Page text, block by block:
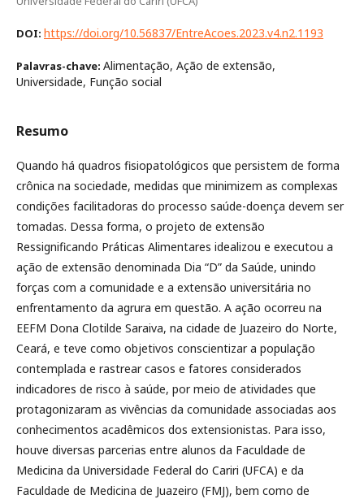
DOI: https://doi.org/10.56837/EntreAcoes.2023.v4.n2.1193
Palavras-chave: Alimentação, Ação de extensão,
Universidade, Função social
Resumo
Quando há quadros fisiopatológicos que persistem de forma
crônica na sociedade, medidas que minimizem as complexas
condições facilitadoras do processo saúde-doença devem ser
tomadas. Dessa forma, o projeto de extensão
Ressignificando Práticas Alimentares idealizou e executou a
ação de extensão denominada Dia “D” da Saúde, unindo
forças com a comunidade e a extensão universitária no
enfrentamento da agrura em questão. A ação ocorreu na
EEFM Dona Clotilde Saraiva, na cidade de Juazeiro do Norte,
Ceará, e teve como objetivos conscientizar a população
contemplada e rastrear casos e fatores considerados
indicadores de risco à saúde, por meio de atividades que
protagonizaram as vivências da comunidade associadas aos
conhecimentos acadêmicos dos extensionistas. Para isso,
houve diversas parcerias entre alunos da Faculdade de
Medicina da Universidade Federal do Cariri (UFCA) e da
Faculdade de Medicina de Juazeiro (FMJ), bem como de